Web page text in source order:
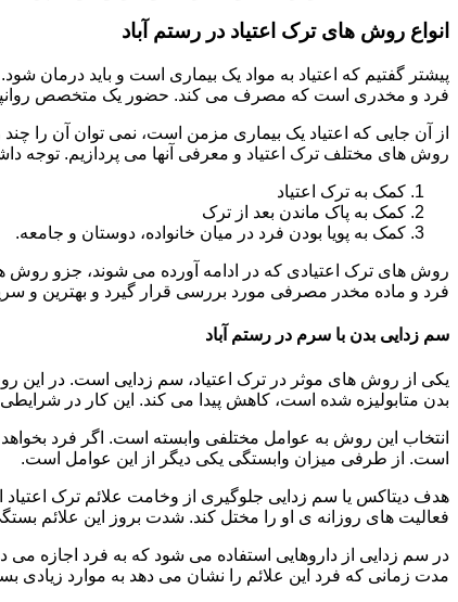
انواع روش های ترک اعتیاد در رستم آباد
پیشتر گفتیم که اعتیاد به مواد یک بیماری است و باید درمان
فرد و مخدری است که مصرف می کند. حضور یک متخصص
از آن جایی که اعتیاد یک بیماری مزمن است، نمی توان آن را
روش های مختلف ترک اعتیاد و معرفی آنها می پردازیم. توجه
کمک به ترک اعتیاد
کمک به پاک ماندن بعد از ترک
کمک به پویا بودن فرد در میان خانواده، دوستان و جامعه.
روش های ترک اعتیادی که در ادامه آورده می شوند، جزو روش
فرد و ماده مخدر مصرفی مورد بررسی قرار گیرد و بهترین و
سم زدایی بدن با سرم در رستم آباد
یکی از روش های موثر در ترک اعتیاد، سم زدایی است. در این
بدن متابولیزه شده است، کاهش پیدا می کند. این کار در
انتخاب این روش به عوامل مختلفی وابسته است. اگر فرد
است. از طرفی میزان وابستگی یکی دیگر از این عوامل است.
هدف دیتاکس یا سم زدایی جلوگیری از وخامت علائم ترک
فعالیت های روزانه ی او را مختل کند. شدت بروز این علائم
در سم زدایی از داروهایی استفاده می شود که به فرد اجازه
مدت زمانی که فرد این علائم را نشان می دهد به موارد زیادی